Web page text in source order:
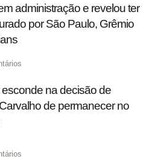
administração e revelou ter
por São Paulo, Grêmio
na decisão de
de permanecer no